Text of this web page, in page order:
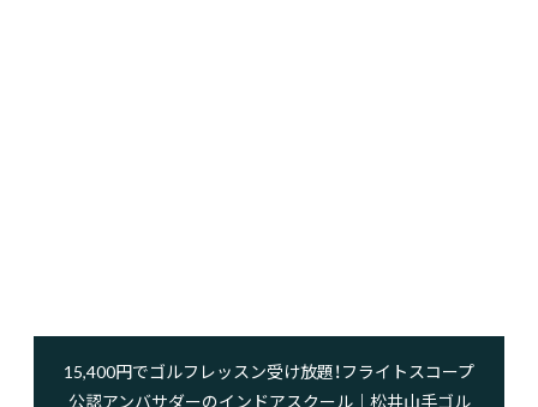
15,400円でゴルフレッスン受け放題！フライトスコープ
公認アンバサダーのインドアスクール｜松井山手ゴル